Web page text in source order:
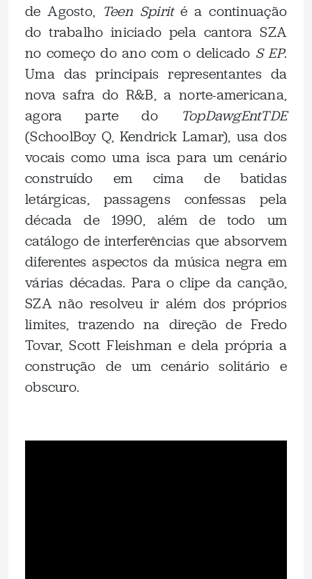
de Agosto, Teen Spirité a continuação
do trabalho iniciado pela cantora SZA
no começo do ano com o delicado S EP.
Uma das principais representantes da
nova safra do R&B, a norte-americana,
agora parte do
TopDawgEntTDE
(SchoolBoy Q, Kendrick Lamar), usa dos
vocais como uma isca para um cenário
construído em cima de batidas
letárgicas, passagens confessas pela
década de 1990, além de todo um
catálogo de interferências que absorvem
diferentes aspectos da música negra em
várias décadas. Para o clipe da canção,
SZA não resolveu ir além dos próprios
limites, trazendo na direção de Fredo
Tovar, Scott Fleishman e dela própria a
construção de um cenário solitário e
obscuro.